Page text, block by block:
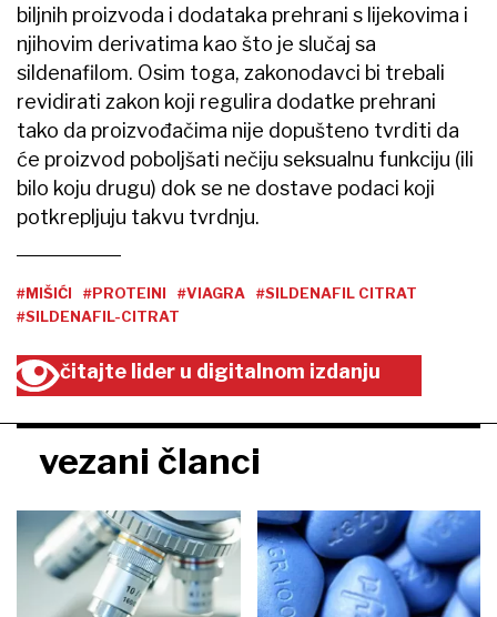
biljnih proizvoda i dodataka prehrani s lijekovima i
njihovim derivatima kao što je slučaj sa
sildenafilom. Osim toga, zakonodavci bi trebali
revidirati zakon koji regulira dodatke prehrani
tako da proizvođačima nije dopušteno tvrditi da
će proizvod poboljšati nečiju seksualnu funkciju (ili
bilo koju drugu) dok se ne dostave podaci koji
potkrepljuju takvu tvrdnju.
#MIŠIĆI #PROTEINI #VIAGRA
#SILDENAFIL CITRAT
#SILDENAFIL-CITRAT
čitajte lider u digitalnom izdanju
vezani članci